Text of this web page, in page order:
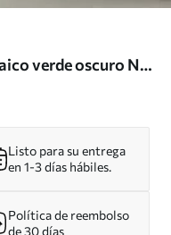
verde oscuro Nr.
Listo para su entrega
en 1-3 días hábiles.
Política de reembolso
de 30 días